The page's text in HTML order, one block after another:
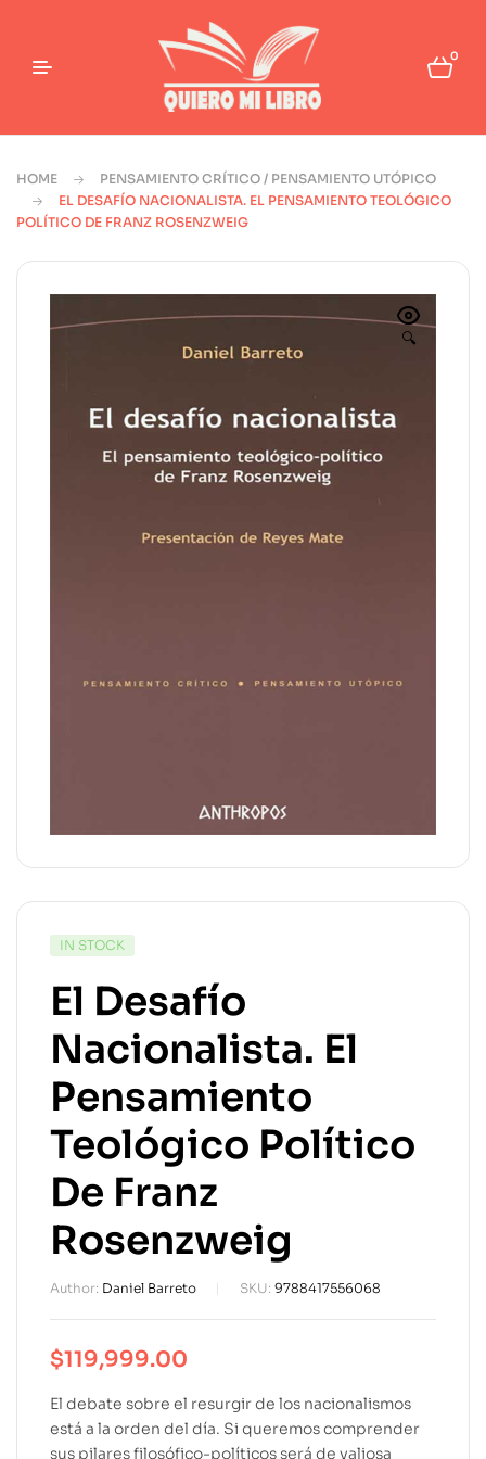
0
HOME
PENSAMIENTO CRÍTICO / PENSAMIENTO UTÓPICO
EL DESAFÍO NACIONALISTA. EL PENSAMIENTO TEOLÓGICO
POLÍTICO DE FRANZ ROSENZWEIG
🔍
IN STOCK
El Desafío
Nacionalista. El
Pensamiento
Teológico Político
De Franz
Rosenzweig
Author: Daniel Barreto SKU: 9788417556068
$119,999.00
El debate sobre el resurgir de los nacionalismos
está a la orden del día. Si queremos comprender
sus pilares filosófico-políticos será de valiosa